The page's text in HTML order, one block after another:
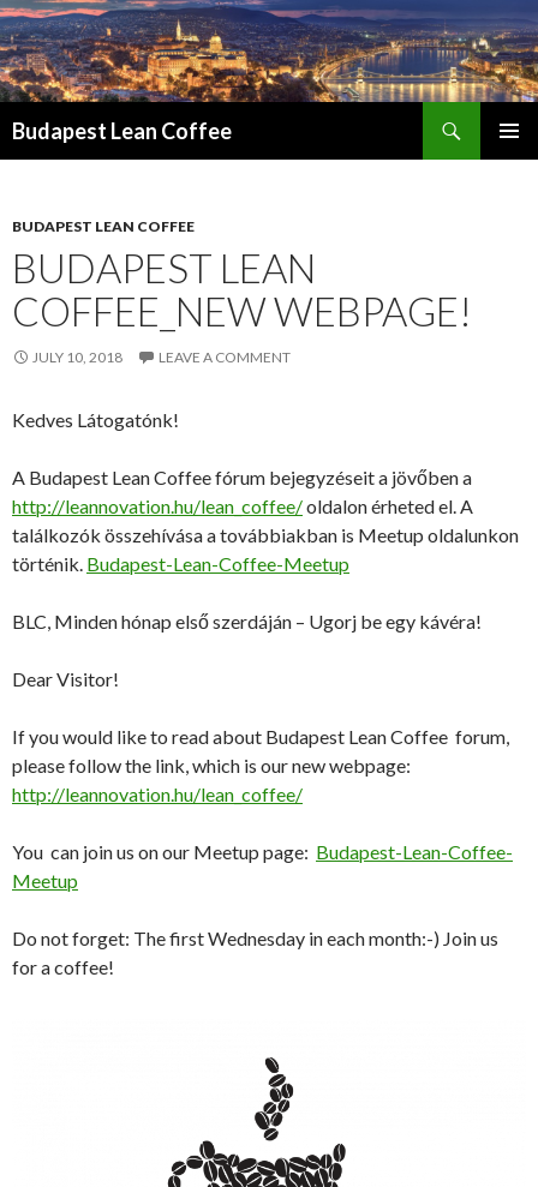
Budapest Lean Coffee
BUDAPEST LEAN COFFEE
BUDAPEST LEAN
COFFEE_NEW WEBPAGE!
JULY 10, 2018 LEAVE A COMMENT
Kedves Látogatónk!
A Budapest Lean Coffee fórum bejegyzéseit a jövőben a
http://leannovation.hu/lean_coffee/oldalon érheted el. A
találkozók összehívása a továbbiakban is Meetup oldalunkon
történik. Budapest-Lean-Coffee-Meetup
BLC, Minden hónap első szerdáján – Ugorj be egy kávéra!
Dear Visitor!
If you would like to read about Budapest Lean Coffee forum,
please follow the link, which is our new webpage:
http://leannovation.hu/lean_coffee/
You can join us on our Meetup page: Budapest-Lean-Coffee-
Meetup
Do not forget: The first Wednesday in each month:-) Join us
for a coffee!